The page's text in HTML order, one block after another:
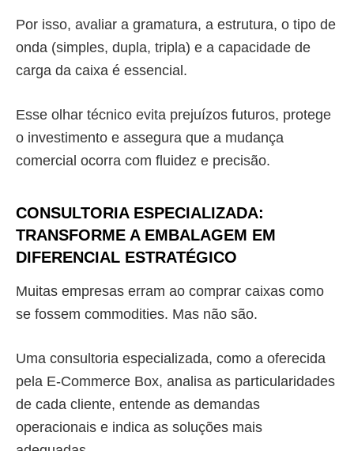
Por isso, avaliar a gramatura, a estrutura, o tipo de
onda (simples, dupla, tripla) e a capacidade de
carga da caixa é essencial.
Esse olhar técnico evita prejuízos futuros, protege
o investimento e assegura que a mudança
comercial ocorra com fluidez e precisão.
CONSULTORIA ESPECIALIZADA:
TRANSFORME A EMBALAGEM EM
DIFERENCIAL ESTRATÉGICO
Muitas empresas erram ao comprar caixas como
se fossem commodities. Mas não são.
Uma consultoria especializada, como a oferecida
pela E-Commerce Box, analisa as particularidades
de cada cliente, entende as demandas
operacionais e indica as soluções mais